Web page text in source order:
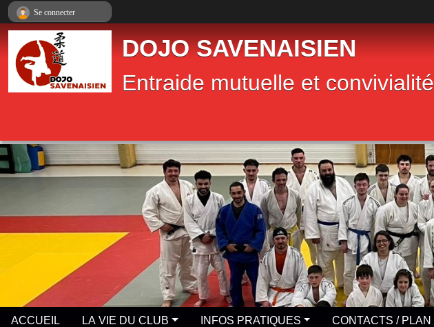
DOJO SAVENAISIEN
Entraide mutuelle et convivialité
ACCUEIL LA VIE DU CLUB INFOS PRATIQUES CONTACTS / PLAN
Se connecter
Panneau de gestion des cookies